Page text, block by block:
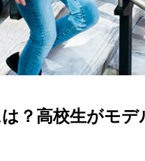
？高校生がモ